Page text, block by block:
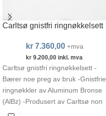
Carltsø gnistfri ringnøkkelsett
kr 7.360,00 +mva
kr 9.200,00 inkl. mva
Carltsø gnistfri ringnøkkelsett -
Bærer noe preg av bruk -Gnistfrie
ringnøkkler av Aluminum Bronse
(AlBz) -Produsert av Carltsø non
sparking tools